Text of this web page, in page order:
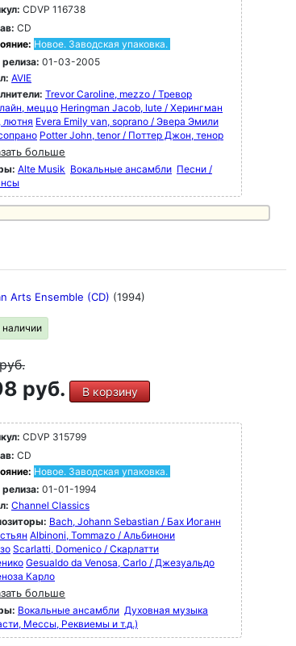
CDVP 116738
CD
Новое. Заводская упаковка.
01-03-2005
AVIE
Trevor Caroline, mezzo / Тревор
меццо Heringman Jacob, lute / Херингман
лютня Evera Emily van, soprano / Эвера Эмили
Potter John, tenor / Поттер Джон, тенор
больше
Alte Musik Вокальные ансамбли Песни /
Arts Ensemble (CD) (1994)
наличии
руб.
руб. В корзину
CDVP 315799
CD
Новое. Заводская упаковка.
01-01-1994
Channel Classics
Bach, Johann Sebastian / Бах Иоганн
Albinoni, Tommazo / Альбинони
Scarlatti, Domenico / Скарлатти
Gesualdo da Venosa, Carlo / Джезуальдо
Карло
больше
Вокальные ансамбли Духовная музыка
Мессы, Реквиемы и т.д.)